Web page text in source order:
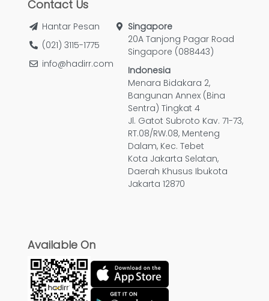
Contact Us
Hantar Pesan
(021) 3115-1775
info@hadirr.com
Singapore
20A Tanjong Pagar Road
Singapore (088443)
Indonesia
Menara Bidakara 2,
Bangunan Annex (Bina
Sentra) Tingkat 4
Jl. Gatot Subroto Kav. 71-73,
RT.08/RW.08, Menteng
Dalam, Kec. Tebet
Kota Jakarta Selatan,
Daerah Khusus Ibukota
Jakarta 12870
Available On